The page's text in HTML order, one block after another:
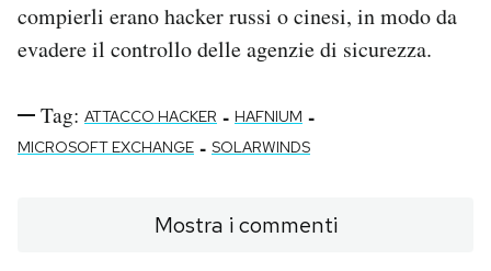
compierli erano hacker russi o cinesi, in modo da
evadere il controllo delle agenzie di sicurezza.
Tag: ATTACCO HACKER - HAFNIUM -
MICROSOFT EXCHANGE - SOLARWINDS
Mostra i commenti